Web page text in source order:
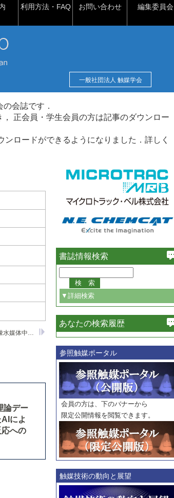
利用方法・FAQ お問い合わせ 編集委員会
一般社団法人 触媒学会
会誌です．
正会員・学生会員の方は記事のダウンロー
ロードができるようになりました．詳しく
MR型強酸性樹脂の存在における疎水媒体中のケタジン-ヒドラジン変換
論デー
によ
への
書誌情報検索
▼詳細検索
必ず含む
巻・号指定
巻
号
範囲指定
巻
号～
巻
号
触媒年鑑
年度
記事種別
マーク：
マークあり
あなたの検索履歴
参照触媒ポータル
会員の方は、下のバナーから
限定公開情報を閲覧できます。
触媒技術の動向と展望